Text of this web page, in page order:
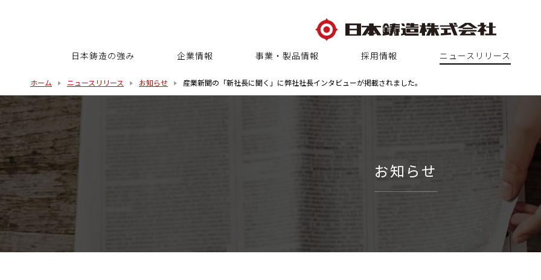
日本鋳造の強み 企業情報 事業・製品情報 採用情報 ニュースリリース
ホーム ニュースリリース お知らせ 産業新聞の「新社長に聞く」に弊社社長インタビューが掲載されました。
お知らせ